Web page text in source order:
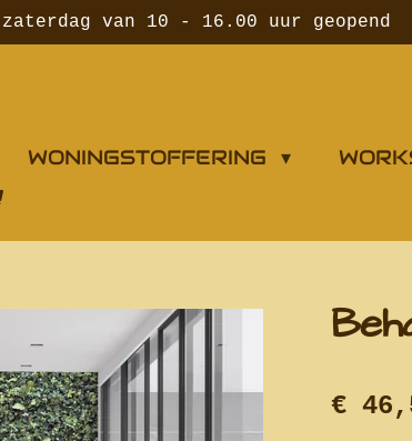
van 10 - 16.00 uur geopend
WONINGSTOFFERING
€